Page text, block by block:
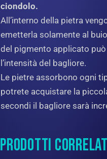
ciondolo.
All’interno della pietra
emetterla solamente al
del pigmento applicato può
l’intensità del bagliore.
Le pietre assorbono ogni
potrete acquistare la
secondi il bagliore sarà
PRODOTTI